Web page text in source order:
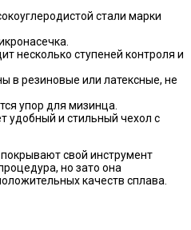
стали марки
несколько ступеней контроля и
в резиновые или латексные, не
упор для мизинца.
удобный и стильный чехол с
свой инструмент
но зато она
качеств сплава.